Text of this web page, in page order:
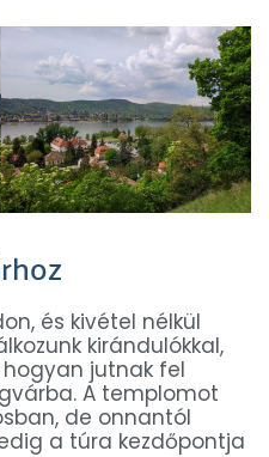
és kivétel nélkül
kirándulókkal,
hogyan jutnak fel
A templomot
de onnantól
a túra kezdőpontja